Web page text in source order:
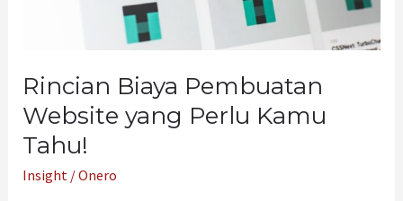
Rincian Biaya Pembuatan
Website yang Perlu Kamu
Tahu!
Insight /Onero